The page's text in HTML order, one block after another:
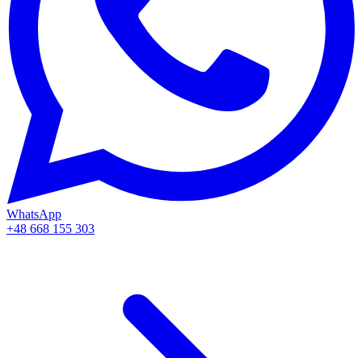
WhatsApp
+48 668 155 303